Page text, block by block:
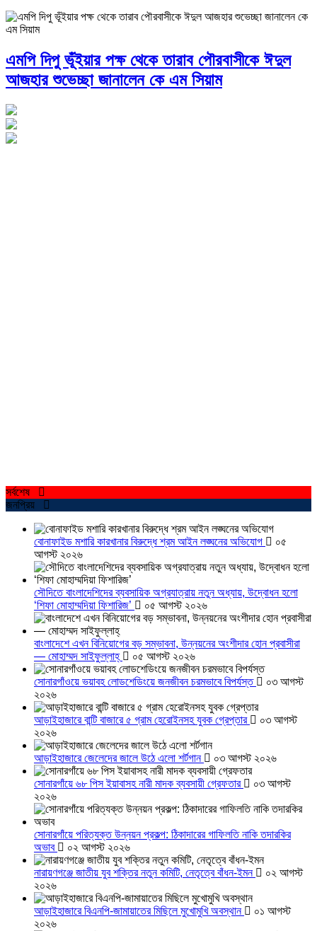
এমপি দিপু ভূঁইয়ার পক্ষ থেকে তারাব পৌরবাসীকে ঈদুল
আজহার শুভেচ্ছা জানালেন কে এম সিয়াম
সর্বশেষ
জনপ্রিয়
বোনাফাইড মশারি কারখানার বিরুদ্ধে শ্রম আইন লঙ্ঘনের অভিযোগ
০৫
আগস্ট ২০২৬
সৌদিতে বাংলাদেশিদের ব্যবসায়িক অগ্রযাত্রায় নতুন অধ্যায়, উদ্বোধন হলো
‘শিফা মোহাম্মদিয়া ফিশারিজ’
০৫ আগস্ট ২০২৬
বাংলাদেশে এখন বিনিয়োগের বড় সম্ভাবনা, উন্নয়নের অংশীদার হোন প্রবাসীরা
— মোহাম্মদ সাইফুল্লাহ্
০৫ আগস্ট ২০২৬
সোনারগাঁওয়ে ভয়াবহ লোডশেডিংয়ে জনজীবন চরমভাবে বিপর্যস্ত
০৩ আগস্ট
২০২৬
আড়াইহাজারে বান্টি বাজারে ৫ গ্রাম হেরোইনসহ যুবক গ্রেপ্তার
০৩ আগস্ট
২০২৬
আড়াইহাজারে জেলেদের জালে উঠে এলো শর্টগান ০৩ আগস্ট ২০২৬
সোনারগাঁয়ে ৬৮ পিস ইয়াবাসহ নারী মাদক ব্যবসায়ী গ্রেফতার
০৩ আগস্ট
২০২৬
সোনারগাঁয়ে পরিত্যক্ত উন্নয়ন প্রকল্প: ঠিকাদারের গাফিলতি নাকি তদারকির
অভাব
০২ আগস্ট ২০২৬
নারায়ণগঞ্জে জাতীয় যুব শক্তির নতুন কমিটি, নেতৃত্বে বাঁধন-ইমন
০২ আগস্ট
২০২৬
আড়াইহাজারে বিএনপি-জামায়াতের মিছিলে মুখোমুখি অবস্থান
০১ আগস্ট
২০২৬